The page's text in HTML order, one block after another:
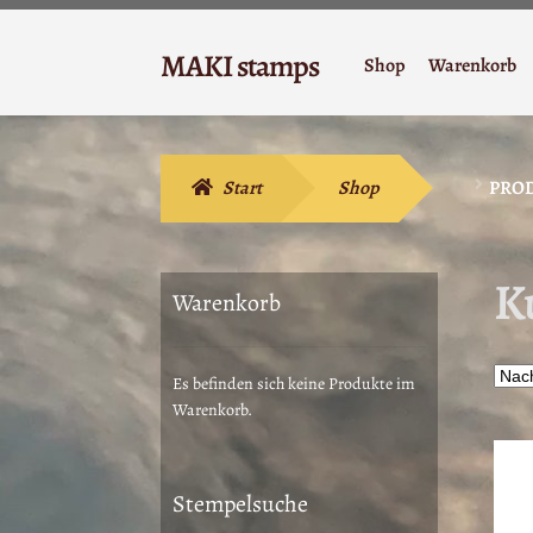
Zur
Navigation
springen
Zum
Inhalt
springen
MAKI stamps Shop Warenkorb
Start Shop
Warenkorb
Es befinden sich keine Produkte im
Warenkorb.
Stempelsuche